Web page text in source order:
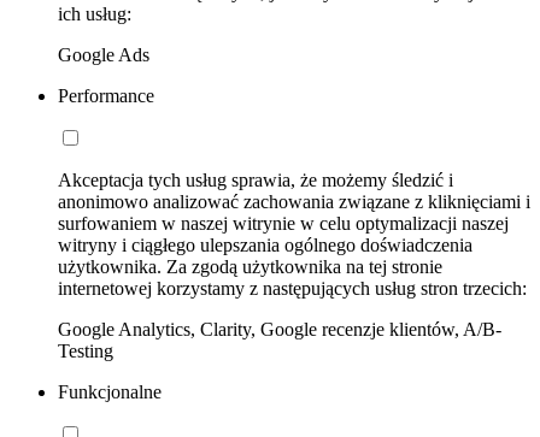
ich usług:
Google Ads
Performance
Akceptacja tych usług sprawia, że możemy śledzić i
anonimowo analizować zachowania związane z kliknięciami i
surfowaniem w naszej witrynie w celu optymalizacji naszej
witryny i ciągłego ulepszania ogólnego doświadczenia
użytkownika. Za zgodą użytkownika na tej stronie
internetowej korzystamy z następujących usług stron trzecich:
Google Analytics, Clarity, Google recenzje klientów, A/B-
Testing
Funkcjonalne